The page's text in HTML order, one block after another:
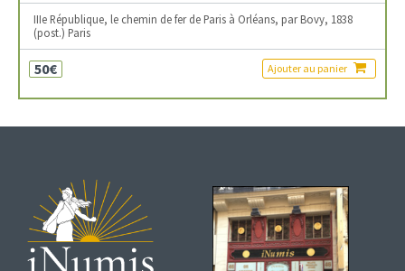
IIIe République, le chemin de fer de Paris à Orléans, par Bovy, 1838
(post.) Paris
50€ Ajouter au panier